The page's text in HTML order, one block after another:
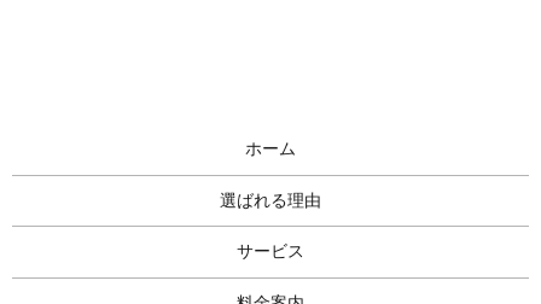
ホーム
選ばれる理由
サービス